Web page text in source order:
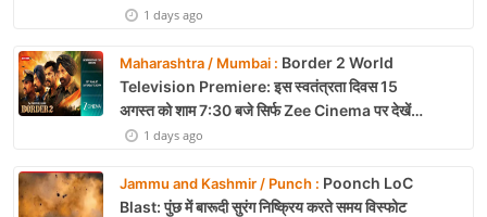
1 days ago
Maharashtra / Mumbai : Border 2 World
Television Premiere: इस स्वतंत्रता दिवस 15
अगस्त को शाम 7:30 बजे सिर्फ Zee Cinema पर देखें
बॉर्डर 21 days ago
Jammu and Kashmir / Punch : Poonch LoC
Blast: पुंछ में बारूदी सुरंग निष्क्रिय करते समय विस्फोट